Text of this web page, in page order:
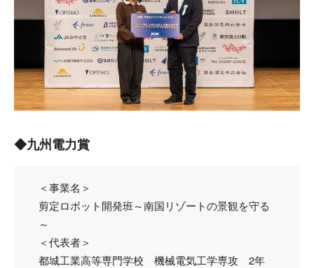
◆九州電力賞
＜事業名＞
剪定ロボット開発班～南国リゾートの景観を守る
～
＜代表者＞
都城工業高等専門学校 機械電気工学専攻 2年